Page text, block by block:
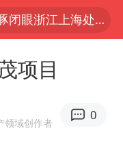
戏短剧已下架
告全体市民书》
项目
领域创作者
0